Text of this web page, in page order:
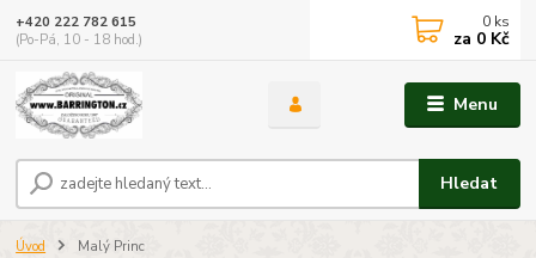
Menu
Hledat
+420 222 782 615
(Po-Pá, 10 - 18 hod.)
0 ks
za 0 Kč
Úvod Malý Princ